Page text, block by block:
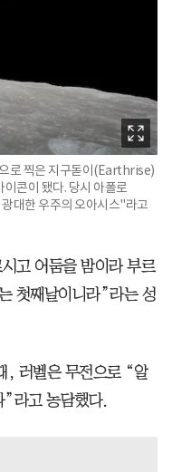
로 찍은 지구돋이(Earthrise)
이콘이 됐다. 당시 아폴로
대한 우주의 오아시스"라고
고 어둠을 밤이라 부르
첫째날이니라”라는 성
, 러벨은 무전으로 “알
”라고 농담했다.